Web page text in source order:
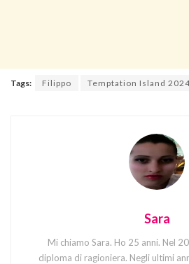
Tags: Filippo Temptation Island
Sara
Mi chiamo Sara. Ho 25 anni. Nel
diploma di ragioniera. Negli ultimi